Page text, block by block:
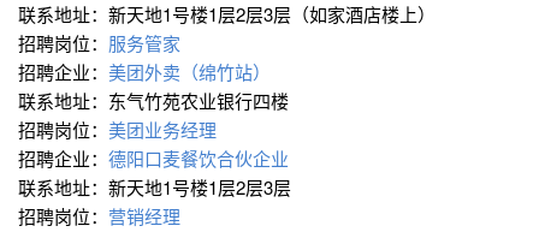
联系地址：新天地1号楼1层2层3层（如家酒店楼上）
招聘岗位： 服务管家
招聘企业： 美团外卖（绵竹站）
联系地址：东气竹苑农业银行四楼
招聘岗位： 美团业务经理
招聘企业： 德阳口麦餐饮合伙企业
联系地址：新天地1号楼1层2层3层
招聘岗位： 营销经理